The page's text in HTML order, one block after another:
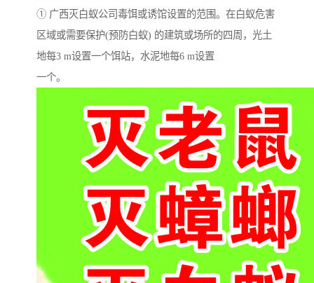
① 广西灭白蚁公司毒饵或诱馆设置的范围。在白蚁危害
区域或需要保护(预防白蚁) 的建筑或场所的四周，光土
地每3 m设置一个饵站，水泥地每6 m设置
一个。